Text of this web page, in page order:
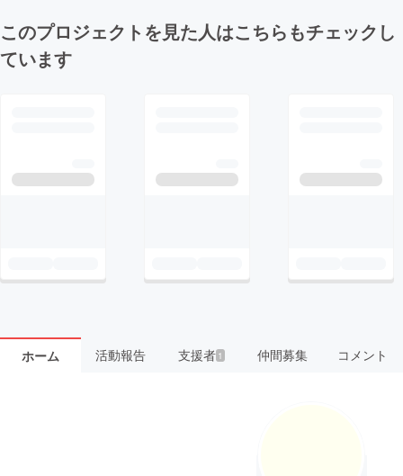
このプロジェクトを見た人はこちらもチェックし
ています
ホーム 活動報告 支援者 1 仲間募集 コメント